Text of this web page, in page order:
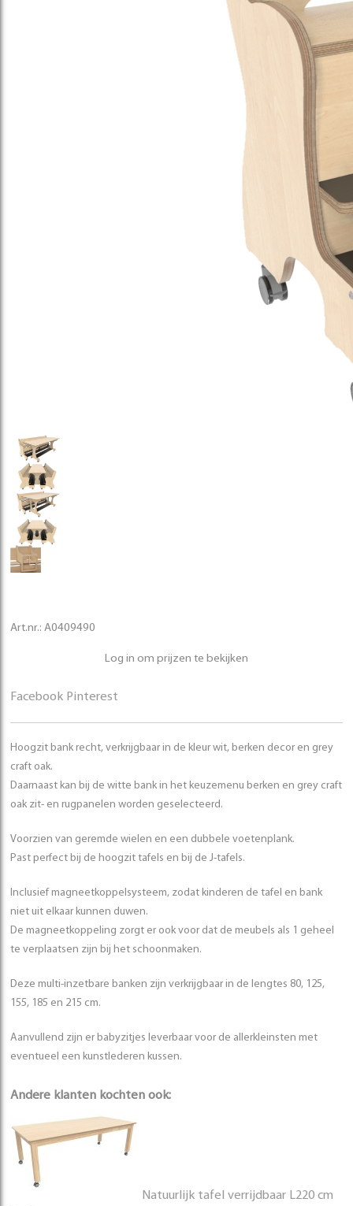
Art.nr.: A0409490
Log in om prijzen te bekijken
Facebook Pinterest
Hoogzit bank recht, verkrijgbaar in de kleur wit, berken decor en grey
craft oak.
Daarnaast kan bij de witte bank in het keuzemenu berken en grey craft
oak zit- en rugpanelen worden geselecteerd.
Voorzien van geremde wielen en een dubbele voetenplank.
Past perfect bij de hoogzit tafels en bij de J-tafels.
Inclusief magneetkoppelsysteem, zodat kinderen de tafel en bank
niet uit elkaar kunnen duwen.
De magneetkoppeling zorgt er ook voor dat de meubels als 1 geheel
te verplaatsen zijn bij het schoonmaken.
Deze multi-inzetbare banken zijn verkrijgbaar in de lengtes 80, 125,
155, 185 en 215 cm.
Aanvullend zijn er babyzitjes leverbaar voor de allerkleinsten met
eventueel een kunstlederen kussen.
Andere klanten kochten ook:
Natuurlijk tafel verrijdbaar L220 cm